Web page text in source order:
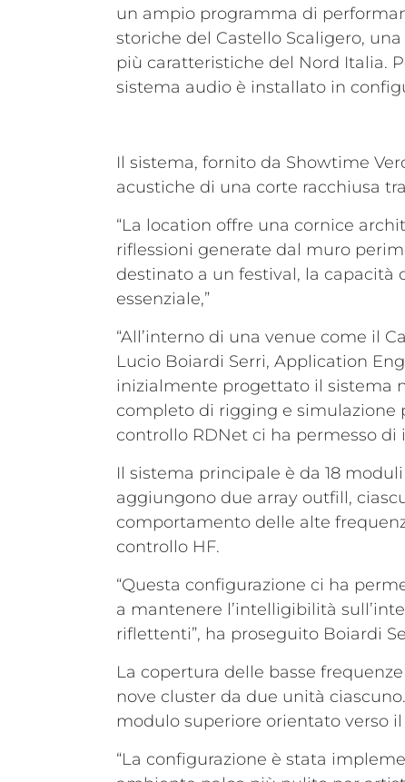
un ampio programma di
storiche del Castello Scaligero,
più caratteristiche del Nord Italia.
sistema audio è installato in
eterogenea che include The
Litfiba, Goran Bregović, Blue,
Il sistema, fornito da Showtime
acustiche di una corte racchiusa
“La location offre una cornice
riflessioni generate dal muro
destinato a un festival, la capacità
essenziale,”
“All’interno di una venue come il
Lucio Boiardi Serri, Application
inizialmente progettato il sistema
completo di rigging e simulazione
controllo RDNet ci ha permesso
Il sistema principale è da 18
aggiungono due array outfill,
comportamento delle alte
controllo HF.
“Questa configurazione ci ha
a mantenere l’intelligibilità
riflettenti”, ha proseguito Boiardi
La copertura delle basse
nove cluster da due unità
modulo superiore orientato verso il
“La configurazione è stata